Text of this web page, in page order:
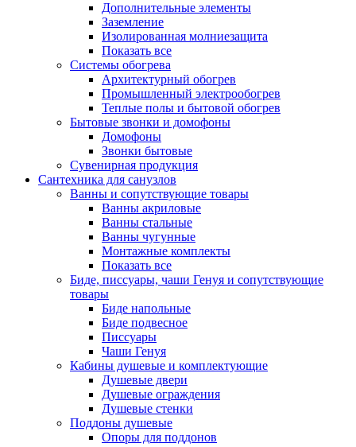
Дополнительные элементы
Заземление
Изолированная молниезащита
Показать все
Системы обогрева
Архитектурный обогрев
Промышленный электрообогрев
Теплые полы и бытовой обогрев
Бытовые звонки и домофоны
Домофоны
Звонки бытовые
Сувенирная продукция
Сантехника для санузлов
Ванны и сопутствующие товары
Ванны акриловые
Ванны стальные
Ванны чугунные
Монтажные комплекты
Показать все
Биде, писсуары, чаши Генуя и сопутствующие
товары
Биде напольные
Биде подвесное
Писсуары
Чаши Генуя
Кабины душевые и комплектующие
Душевые двери
Душевые ограждения
Душевые стенки
Поддоны душевые
Опоры для поддонов